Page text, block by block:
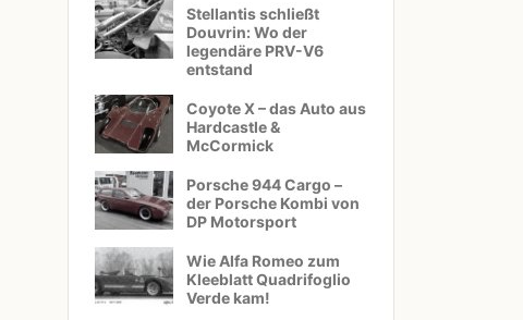
Stellantis schließt
Douvrin: Wo der
legendäre PRV-V6
entstand
Coyote X – das Auto aus
Hardcastle &
McCormick
Porsche 944 Cargo –
der Porsche Kombi von
DP Motorsport
Wie Alfa Romeo zum
Kleeblatt Quadrifoglio
Verde kam!